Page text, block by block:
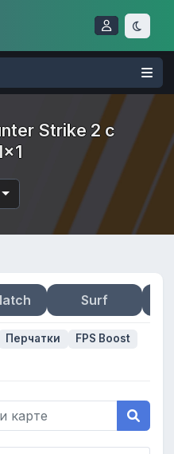
Strike 2 с
Surf
Перчатки
FPS Boost